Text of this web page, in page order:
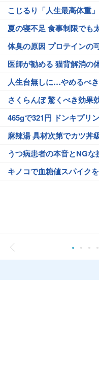
こじるり「人生最高体重
夏の寝不足 食事制限でも
体臭の原因 プロテインの
医師が勧める 猫背解消の
人生台無しに…やめるべ
さくらんぼ 驚くべき効果
465gで321円 ドンキプリ
麻辣湯 具材次第でカツ丼
うつ病患者の本音とNGな
キノコで血糖値スパイク